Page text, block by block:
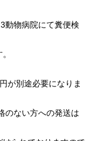
動物病院にて糞便検
が別途必要になりま
のない方への発送は